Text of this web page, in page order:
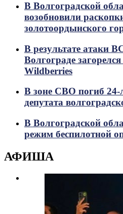
В Волгоградской
возобновили
золотоордынского
В результате атаки
Волгограде
Wildberries
В зоне СВО погиб 24-
депутата
В Волгоградской
режим беспилотной
АФИША